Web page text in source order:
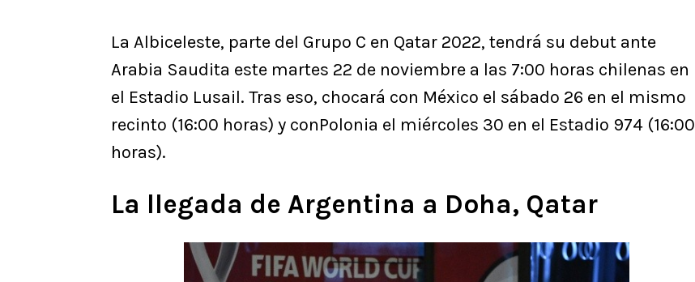
La Albiceleste, parte del Grupo C en Qatar 2022, tendrá su debut ante
Arabia Saudita este martes 22 de noviembre a las 7:00 horas chilenas en
el Estadio Lusail. Tras eso, chocará con México el sábado 26 en el mismo
recinto (16:00 horas) y conPolonia el miércoles 30 en el Estadio 974 (16:00
horas).
La llegada de Argentina a Doha, Qatar